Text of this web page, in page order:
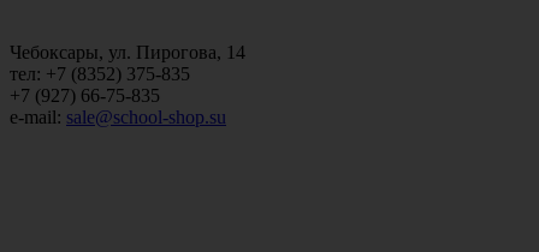
Чебоксары, ул. Пирогова, 14
тел: +7 (8352) 375-835
+7 (927) 66-75-835
e-mail: sale@school-shop.su